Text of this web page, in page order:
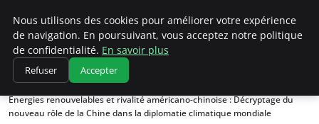
Climatedebtagents
Accueil
Énergies Renouvelables
Énergies renouvelables et rivalité américano-chinoise : Décryptage du
nouveau rôle de la Chine dans la diplomatie climatique mondiale
Nous utilisons des cookies pour améliorer votre expérience
de navigation. En poursuivant, vous acceptez notre politique
de confidentialité. En savoir plus
Refuser Accepter